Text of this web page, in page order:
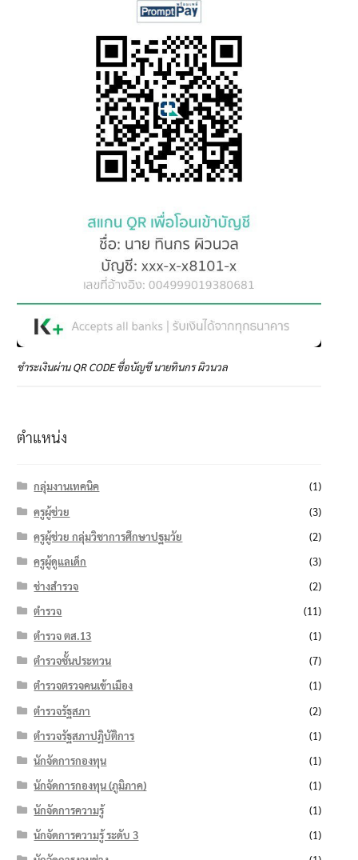
ชำระเงินผ่าน QR CODE ชื่อบัญชี นายทินกร ผิวนวล
ตำแหน่ง
กลุ่มงานเทคนิค
(1)
ครูผู้ช่วย
(3)
ครูผู้ช่วย กลุ่มวิชาการศึกษาปฐมวัย
(2)
ครูผู้ดูแลเด็ก
(3)
ช่างสำรวจ
(2)
ตำรวจ
(11)
ตำรวจ ตส.13
(1)
ตำรวจชั้นประทวน
(7)
ตำรวจตรวจคนเข้าเมือง
(1)
ตำรวจรัฐสภา
(2)
ตำรวจรัฐสภาปฏิบัติการ
(1)
นักจัดการกองทุน
(1)
นักจัดการกองทุน (ภูมิภาค)
(1)
นักจัดการความรู้
(1)
นักจัดการความรู้ ระดับ 3
(1)